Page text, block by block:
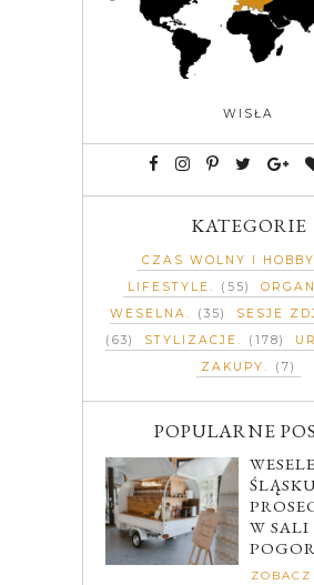
WISŁA
KATEGORIE
CZAS WOLNY I HOBBY
LIFESTYLE
(55)
WESELNA
(35)
SESJE
(63)
STYLIZACJE (178)
ZAKUPY
(7)
POPULARNE
W SALI
ZOBACZ